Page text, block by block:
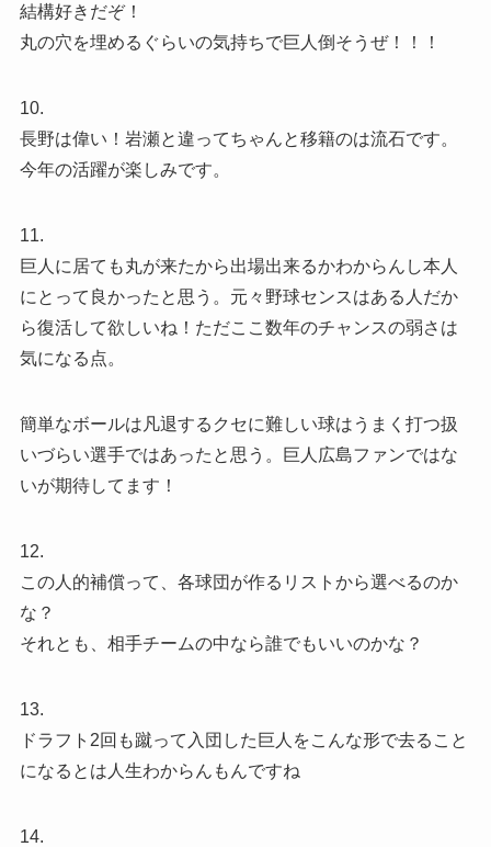
結構好きだぞ！
丸の穴を埋めるぐらいの気持ちで巨人倒そうぜ！！！
10.
長野は偉い！岩瀬と違ってちゃんと移籍のは流石です。
今年の活躍が楽しみです。
11.
巨人に居ても丸が来たから出場出来るかわからんし本人
にとって良かったと思う。元々野球センスはある人だか
ら復活して欲しいね！ただここ数年のチャンスの弱さは
気になる点。
簡単なボールは凡退するクセに難しい球はうまく打つ扱
いづらい選手ではあったと思う。巨人広島ファンではな
いが期待してます！
12.
この人的補償って、各球団が作るリストから選べるのか
な？
それとも、相手チームの中なら誰でもいいのかな？
13.
ドラフト2回も蹴って入団した巨人をこんな形で去ること
になるとは人生わからんもんですね
14.